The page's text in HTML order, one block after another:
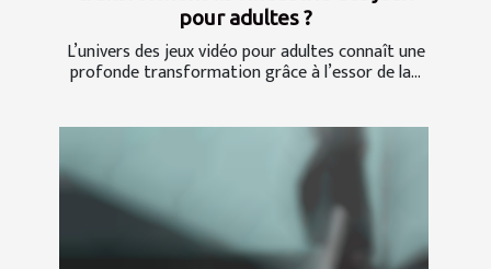
pour adultes ?
L’univers des jeux vidéo pour adultes connaît une
profonde transformation grâce à l’essor de la...